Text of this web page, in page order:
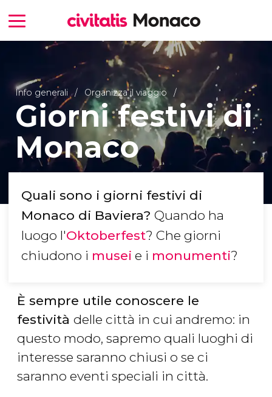
Info generali Organizza il viaggio
Giorni festivi di
Monaco
Quali sono i giorni festivi di
Monaco di Baviera? Quando ha
luogo l'Oktoberfest? Che giorni
chiudono i musei e i monumenti?
È sempre utile conoscere le
festività delle città in cui andremo: in
questo modo, sapremo quali luoghi di
interesse saranno chiusi o se ci
saranno eventi speciali in città.